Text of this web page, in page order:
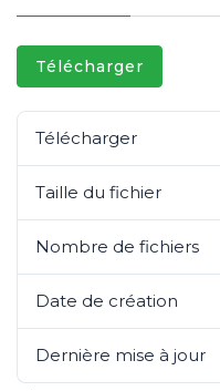
Télécharger
Télécharger
Taille du fichier
Nombre de fichiers
Date de création
Dernière mise à jour